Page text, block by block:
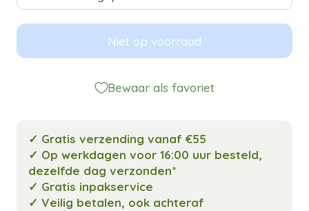
Niet op voorraad
Bewaar als favoriet
✓ Gratis verzending vanaf €55
✓ Op werkdagen voor 16:00 uur besteld,
dezelfde dag verzonden*
✓ Gratis inpakservice
✓ Veilig betalen, ook achteraf